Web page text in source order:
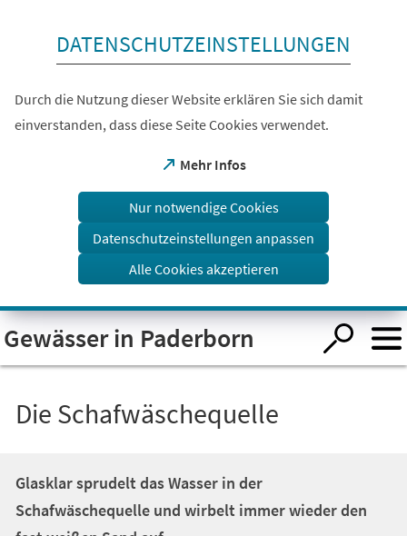
Visuelle
Assistenzsoftware
öffnen.
DATENSCHUTZEINSTELLUNGEN
Durch die Nutzung dieser Website erklären Sie sich damit
einverstanden, dass diese Seite Cookies verwendet.
Mehr Infos
(Öffnet
einem
Tab)
Nur notwendige Cookies
Datenschutzeinstellungen anpassen
Alle Cookies akzeptieren
Gewässer in Paderborn
Die Schafwäschequelle
Glasklar sprudelt das Wasser in der
Schafwäschequelle und wirbelt immer wieder den